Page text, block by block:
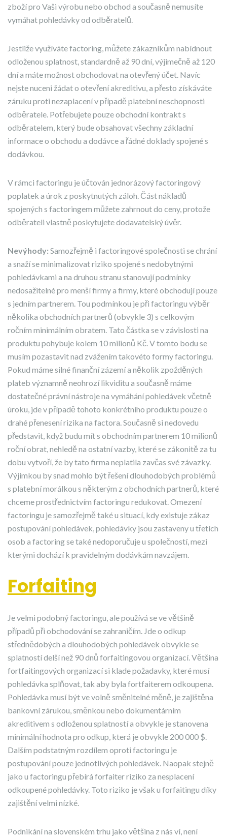
zboží pro Vaši výrobu nebo obchod a současně nemusíte
vymáhat pohledávky od odběratelů.
Jestliže využíváte factoring, můžete zákazníkům nabídnout
odloženou splatnost, standardně až 90 dní, výjimečně až 120
dní a máte možnost obchodovat na otevřený účet. Navíc
nejste nuceni žádat o otevření akreditivu, a přesto získáváte
záruku proti nezaplacení v případě platební neschopnosti
odběratele. Potřebujete pouze obchodní kontrakt s
odběratelem, který bude obsahovat všechny základní
informace o obchodu a dodávce a řádné doklady spojené s
dodávkou.
V rámci factoringu je účtován jednorázový factoringový
poplatek a úrok z poskytnutých záloh. Část nákladů
spojených s factoringem můžete zahrnout do ceny, protože
odběrateli vlastně poskytujete dodavatelský úvěr.
Nevýhody: Samozřejmě i factoringové společnosti se chrání
a snaží se minimalizovat riziko spojené s nedobytnými
pohledávkami a na druhou stranu stanovují podmínky
nedosažitelné pro menší firmy a firmy, které obchodují pouze
s jedním partnerem. Tou podmínkou je při factoringu výběr
několika obchodních partnerů (obvykle 3) s celkovým
ročním minimálním obratem. Tato částka se v závislosti na
produktu pohybuje kolem 10 milionů Kč. V tomto bodu se
musím pozastavit nad zvážením takovéto formy factoringu.
Pokud máme silné finanční zázemí a několik zpožděných
plateb významně neohrozí likviditu a současně máme
dostatečné právní nástroje na vymáhání pohledávek včetně
úroku, jde v případě tohoto konkrétního produktu pouze o
drahé přenesení rizika na factora. Současně si nedovedu
představit, když budu mít s obchodním partnerem 10 milionů
roční obrat, nehledě na ostatní vazby, které se zákonitě za tu
dobu vytvoří, že by tato firma neplatila zavčas své závazky.
Výjimkou by snad mohlo být řešení dlouhodobých problémů
s platební morálkou s některým z obchodních partnerů, které
chceme prostřednictvím factoringu redukovat. Omezení
factoringu je samozřejmě také u situací, kdy existuje zákaz
postupování pohledávek, pohledávky jsou zastaveny u třetích
osob a factoring se také nedoporučuje u společností, mezi
kterými dochází k pravidelným dodávkám navzájem.
Forfaiting
Je velmi podobný factoringu, ale používá se ve většině
případů při obchodování se zahraničím. Jde o odkup
střednědobých a dlouhodobých pohledávek obvykle se
splatností delší než 90 dnů forfaitingovou organizací. Většina
fortfaitingových organizací si klade požadavky, které musí
pohledávka splňovat, tak aby byla fortfaiterem odkoupena.
Pohledávka musí být ve volně směnitelné měně, je zajištěna
bankovní zárukou, směnkou nebo dokumentárním
akreditivem s odloženou splatností a obvykle je stanovena
minimální hodnota pro odkup, která je obvykle 200 000 $.
Dalším podstatným rozdílem oproti factoringu je
postupování pouze jednotlivých pohledávek. Naopak stejně
jako u factoringu přebírá forfaiter riziko za nesplacení
odkoupené pohledávky. Toto riziko je však u forfaitingu díky
zajištění velmi nízké.
Podnikání na slovenském trhu jako většina z nás ví, není